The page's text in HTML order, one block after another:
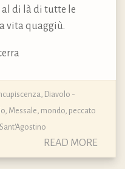
al di là di tutte le
vita quaggiù.
, Diavolo -
, Messale, mondo, peccato
Sant'Agostino
READ MORE